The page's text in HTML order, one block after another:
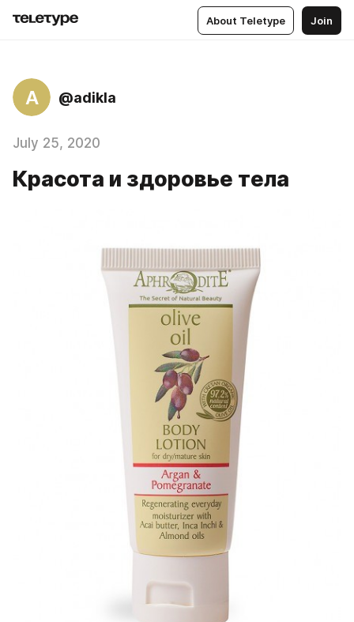
About Teletype Join
A @adikla
July 25, 2020
Красота и здоровье тела